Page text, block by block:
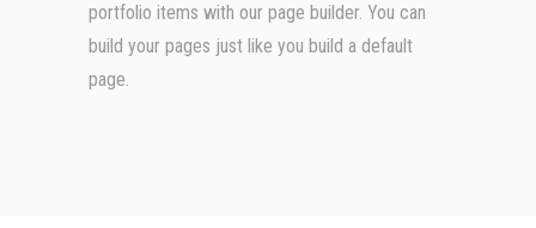
portfolio items with our page builder. You can
build your pages just like you build a default
page.